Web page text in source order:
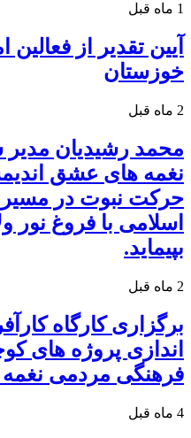
1 ماه قبل
آیین تقدیر از
خوزستان
2 ماه قبل
محمد رشیدیان
نغمه های عشق
حرکت نبوت در
اسلامی با فروغ نور
بپیماید.
2 ماه قبل
برگزاری کارگاه
اندازی پروژه های
فرهنگی مردمی
4 ماه قبل